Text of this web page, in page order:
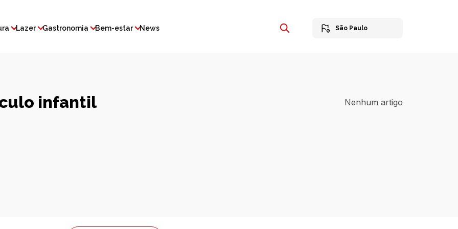
Lazer Gastronomia Bem-estar News São Paulo
infantil Nenhum artigo